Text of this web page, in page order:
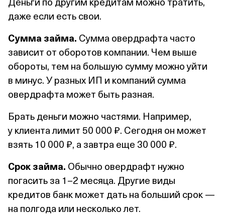
даже если есть свои.
Сумма займа. Сумма овердрафта часто
зависит от оборотов компании. Чем выше
обороты, тем на большую сумму можно уйти
в минус. У разных ИП и компаний сумма
овердрафта может быть разная.
Брать деньги можно частями. Например,
у клиента лимит 50 000 ₽. Сегодня он может
взять 10 000 ₽, а завтра еще 30 000 ₽.
Срок займа. Обычно овердрафт нужно
погасить за 1–2 месяца. Другие виды
кредитов банк может дать на больший срок —
на полгода или несколько лет.